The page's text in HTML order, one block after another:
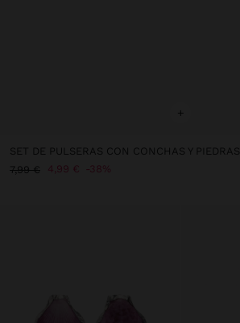
+
SET DE PULSERAS CON CONCHAS Y PIEDRAS
7,99 €
4,99 € 38%